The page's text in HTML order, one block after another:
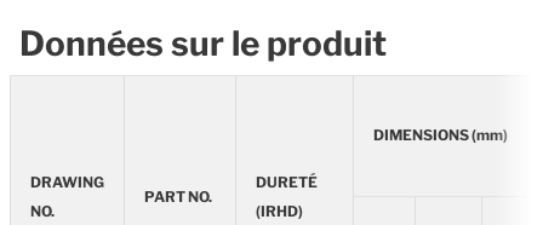
Données sur le produit
DRAWING
NO.
PART NO.
DURETÉ
(IRHD)
DIMENSIONS (mm)